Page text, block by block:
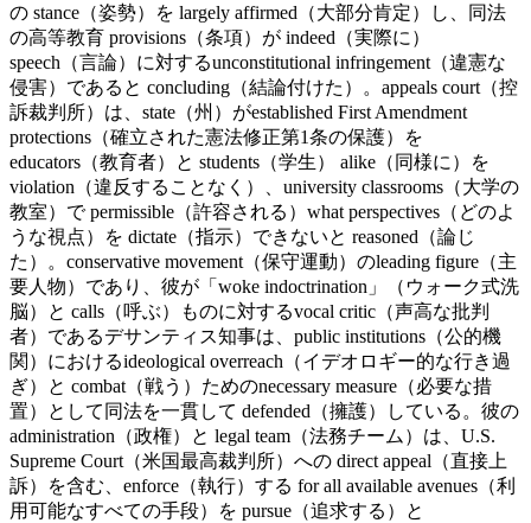
の stance（姿勢）を largely affirmed（大部分肯定）し、同法
の高等教育 provisions（条項）が indeed（実際に）
speech（言論）に対するunconstitutional infringement（違憲な
侵害）であると concluding（結論付けた）。appeals court（控
訴裁判所）は、state（州）がestablished First Amendment
protections（確立された憲法修正第1条の保護）を
educators（教育者）と students（学生） alike（同様に）を
violation（違反することなく）、university classrooms（大学の
教室）で permissible（許容される）what perspectives（どのよ
うな視点）を dictate（指示）できないと reasoned（論じ
た）。 conservative movement（保守運動）のleading figure（主
要人物）であり、彼が「woke indoctrination」（ウォーク式洗
脳）と calls（呼ぶ）ものに対するvocal critic（声高な批判
者）であるデサンティス知事は、public institutions（公的機
関）におけるideological overreach（イデオロギー的な行き過
ぎ）と combat（戦う）ためのnecessary measure（必要な措
置）として同法を一貫して defended（擁護）している。彼の
administration（政権）と legal team（法務チーム）は、U.S.
Supreme Court（米国最高裁判所）への direct appeal（直接上
訴）を含む、enforce（執行）する for all available avenues（利
用可能なすべての手段）を pursue（追求する）と